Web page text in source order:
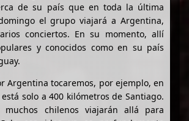
de su país que en toda la última
el grupo viajará a Argentina,
conciertos. En su momento, allí
y conocidos como en su país
Argentina tocaremos, por ejemplo, en
solo a 400 kilómetros de Santiago.
muchos chilenos viajarán allá para